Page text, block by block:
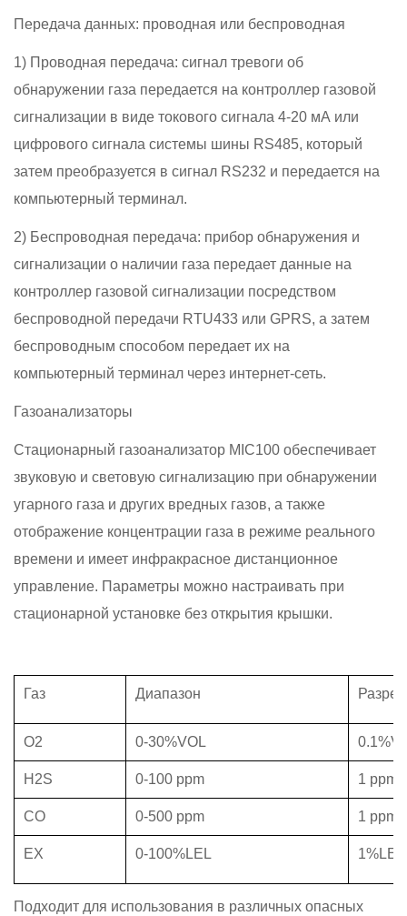
Передача данных: проводная или беспроводная
1) Проводная передача: сигнал тревоги об
обнаружении газа передается на контроллер газовой
сигнализации в виде токового сигнала 4-20 мА или
цифрового сигнала системы шины RS485, который
затем преобразуется в сигнал RS232 и передается на
компьютерный терминал.
2) Беспроводная передача: прибор обнаружения и
сигнализации о наличии газа передает данные на
контроллер газовой сигнализации посредством
беспроводной передачи RTU433 или GPRS, а затем
беспроводным способом передает их на
компьютерный терминал через интернет-сеть.
Газоанализаторы
Стационарный газоанализатор MIC100 обеспечивает
звуковую и световую сигнализацию при обнаружении
угарного газа и других вредных газов, а также
отображение концентрации газа в режиме реального
времени и имеет инфракрасное дистанционное
управление. Параметры можно настраивать при
стационарной установке без открытия крышки.
Газ Диапазон
O2 0-30%VOL
H2S 0-100 ppm 1 ppm
CO 0-500 ppm 1 ppm
EX 0-100%LEL 1%LEL
Подходит для использования в различных опасных